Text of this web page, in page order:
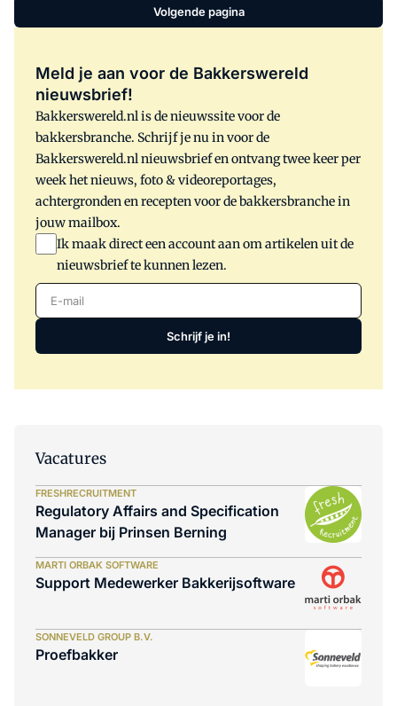
inspiratie uit op te doen. Zoals de Pinsa
die het beste van pizza én focaccia'
verder op, ditmaal de Caramel Peanut en
Volgende pagina
Meld je aan voor de Bakkerswereld
nieuwsbrief!
Bakkerswereld.nl is de nieuwssite voor de
bakkersbranche. Schrijf je nu in voor de
Bakkerswereld.nl nieuwsbrief en ontvang twee keer per
week het nieuws, foto & videoreportages,
achtergronden en recepten voor de bakkersbranche in
jouw mailbox.
Ik maak direct een account aan om artikelen uit de
nieuwsbrief te kunnen lezen.
E-mail
Schrijf je in!
Vacatures
FRESHRECRUITMENT
Regulatory Affairs and Specification
Manager bij Prinsen Berning
MARTI ORBAK SOFTWARE
Support Medewerker Bakkerijsoftware
SONNEVELD GROUP B.V.
Proefbakker